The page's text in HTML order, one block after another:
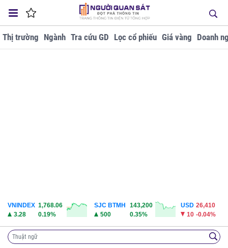
Thị trường Ngành Tra cứu GD Lọc cổ phiếu Giá vàng Doanh
VNINDEX 1,768.06
3.28
0.19%
SJC BTMH
143,200
500
0.35%
USD 26,410
10 -0.04%